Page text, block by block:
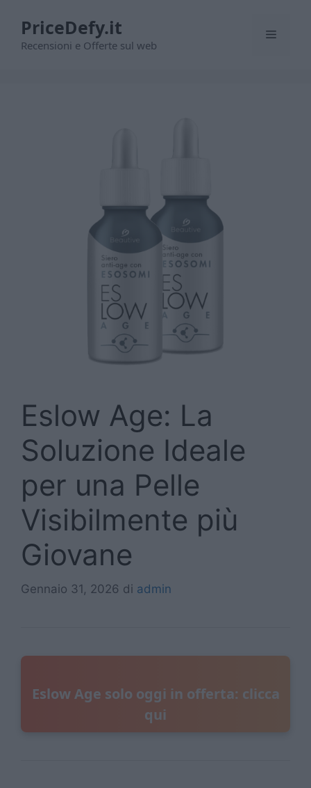
contenuto
PriceDefy.it
Recensioni e Offerte sul web
Menu
Eslow Age: La
Soluzione Ideale
per una Pelle
Visibilmente più
Giovane
Gennaio 31, 2026 di admin
Eslow Age solo oggi in offerta: clicca
qui